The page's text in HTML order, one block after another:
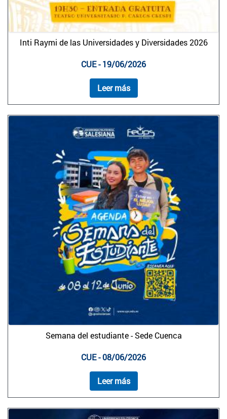
Inti Raymi de las Universidades y Diversidades 2026
CUE - 19/06/2026
Leer más
Semana del estudiante - Sede Cuenca
CUE - 08/06/2026
Leer más